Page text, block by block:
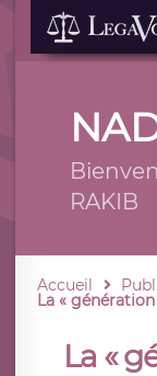
RAKIB
Accueil
La «
La «